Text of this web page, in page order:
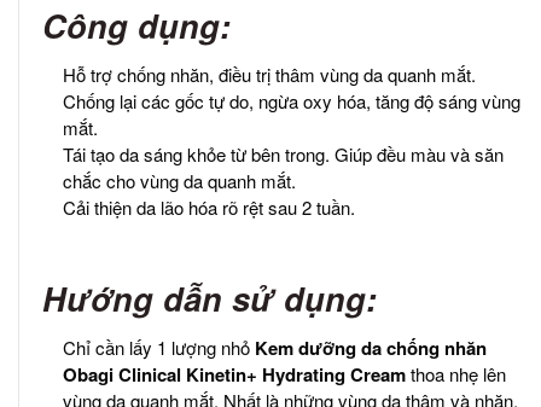
Công dụng:
Hỗ trợ chống nhăn, điều trị thâm vùng da quanh mắt.
Chống lại các gốc tự do, ngừa oxy hóa, tăng độ sáng vùng
mắt.
Tái tạo da sáng khỏe từ bên trong. Giúp đều màu và săn
chắc cho vùng da quanh mắt.
Cải thiện da lão hóa rõ rệt sau 2 tuần.
Hướng dẫn sử dụng:
Chỉ cần lấy 1 lượng nhỏ Kem dưỡng da chống nhăn
Obagi Clinical Kinetin+ Hydrating Creamthoa nhẹ lên
vùng da quanh mắt. Nhất là những vùng da thâm và nhăn.